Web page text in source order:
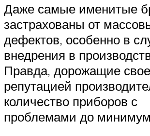
Даже самые именитые
застрахованы от
дефектов, особенно в
внедрения в
Правда, дорожащие
репутацией
количество приборов с
проблемами до